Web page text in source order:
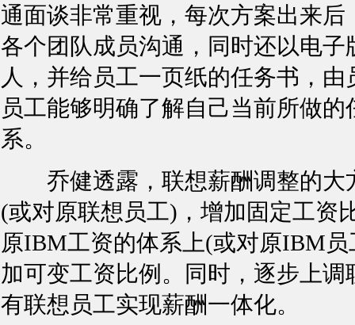
通面谈非常重视，每次方案出来
各个团队成员沟通，同时还以电
人，并给员工一页纸的任务书，
员工能够明确了解自己当前所做
系。
乔健透露，联想薪酬调整的大
(或对原联想员工)，增加固定工资
原IBM工资的体系上(或对原IBM
加可变工资比例。同时，逐步上
有联想员工实现薪酬一体化。